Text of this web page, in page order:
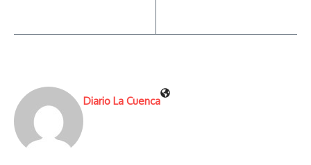
Diario La Cuenca